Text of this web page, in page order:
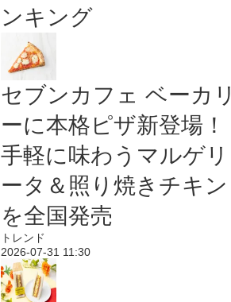
ンキング
セブンカフェ ベーカリ
ーに本格ピザ新登場！
手軽に味わうマルゲリ
ータ＆照り焼きチキン
を全国発売
トレンド
2026-07-31 11:30